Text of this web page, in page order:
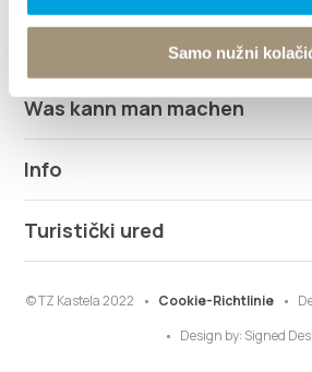
Samo nužni
Was kann man machen
Info
Turistički ured
© TZ Kastela 2022 Cookie-Richtlinie
Design by: Signed